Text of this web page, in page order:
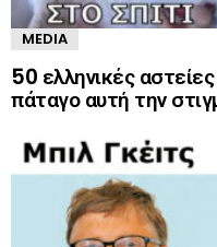
MEDIA
50 ελληνικές
πάταγο αυτή την